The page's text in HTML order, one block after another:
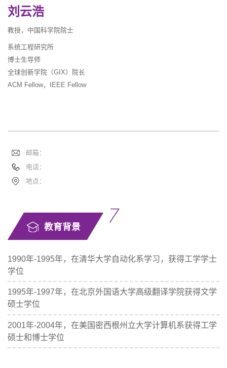
刘云浩
教授，中国科学院院士
系统工程研究所
博士生导师
全球创新学院（GIX）院长
ACM Fellow，IEEE Fellow
邮箱：
电话：
地点：
教育背景
1990年-1995年，在清华大学自动化系学习，获得工学学士
学位
1995年-1997年，在北京外国语大学高级翻译学院获得文学
硕士学位
2001年-2004年，在美国密西根州立大学计算机系获得工学
硕士和博士学位